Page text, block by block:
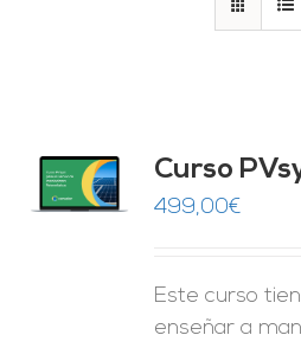
Curso
499,00€
Este curso
enseñar a